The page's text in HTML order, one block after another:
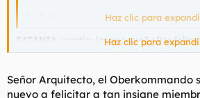
Haz clic para
SATANIA
¿particular por que? ¿Por follar
¿Por poner un corazón rojo dibujado en
Me llaman la atención sobremanera dos
Haz clic para
Señor Arquitecto, el Oberkommando
nuevo a felicitar a tan insigne